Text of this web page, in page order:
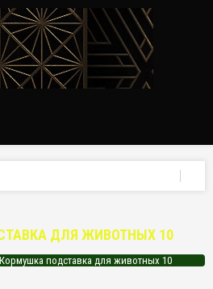
ДЛЯ ЖИВОТНЫХ 10
Кормушка подставка для животных 10